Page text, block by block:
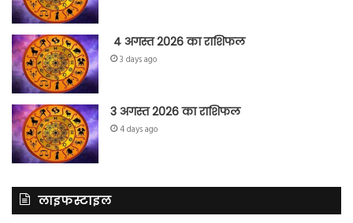
4 अगस्त 2026 का राशिफल
3 days ago
3 अगस्त 2026 का राशिफल
4 days ago
लाइफस्टाइल